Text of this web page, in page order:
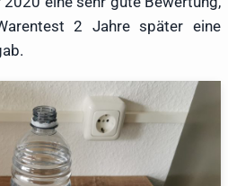
2 Jahre später eine